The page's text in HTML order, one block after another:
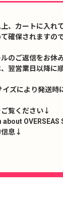
、カートに入れ
確保されますの
のご返信をお休
翌営業日以降に
ズにより発送
覧ください↓
OVERSEAS
信息↓